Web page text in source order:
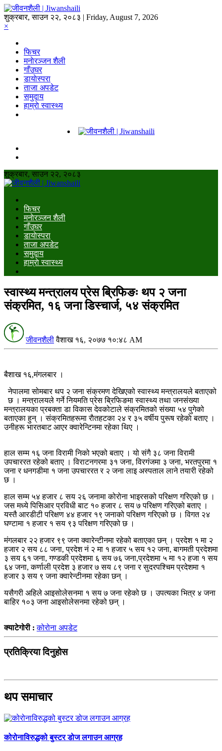
शुक्रबार, साउन २२, २०८३ | Friday, August 7, 2026
×
फिचर
मनाेरञ्जन शैली
गाँउघर
डायाेस्परा
ताजा अपडेट
समुदाय
हाम्राे स्वास्थ्य
शुक्रबार, साउन २२, २०८३
फिचर
मनाेरञ्जन शैली
गाँउघर
डायाेस्परा
ताजा अपडेट
समुदाय
हाम्राे स्वास्थ्य
स्वास्थ्य मन्त्रालय प्रेस ब्रिफिङः थप २ जना
संक्रमित, १६ जना डिस्चार्ज, ५४ संक्रमित
जीवनशैली वैशाख १६, २०७७ १०:४८ AM
बैशाख १६,मंगलबार ।
नेपालमा सोमबार थप २ जना संक्रमण देखिएको स्वास्थ्य मन्त्रालयले बताएको
छ । मन्त्रालयले गर्ने नियमति प्रेस ब्रिफिङमा स्वास्थ्य तथा जनसंख्या
मन्त्रालयका प्रबक्ता डा विकास देवकोटाले संक्रमितको संख्या ५४ पुगेको
बताएका हुन् । संक्रमितहरूमा राैतहटका २४ र ३५ वर्षीय पुरूष रहेकाे बताए ।
उनीहरू भारतबाट आएर क्वारेन्टिनमा रहेका थिए ।
हाल सम्म १६ जना विरामी निको भएको बताए । यो संगै ३८ जना विरामी
उपचाररत रहेको बताए । विराटनगरमा ३१ जना, विरगंजमा ३ जना, भरतपुरमा १
जना र धनगडीमा १ जना उपचाररत र २ जना लाइ अस्पताल लाने तयारी रहेको
छ ।
हाल सम्म ५४ हजार ८ सय २६ जनामा कोरोना भाइरसको परिक्षण गरिएको छ ।
जस मध्ये पिसिआर प्रविधी बाट १० हजार ८ सय ७ परिक्षण गरिएको बताए ।
यस्तै आरडीटी परिक्षण ४४ हजार १९ जनाको परिक्षण गरिएको छ । विगत २४
घण्टामा १ हजार १ सय ९३ परिक्षण गरिएको छ ।
मंगलबार २२ हजार ९९ जना क्वारेन्टीनमा रहेको बताएका छन् । प्रदेश १ मा २
हजार २ सय ८८ जना, प्रदेश नं २ मा १ हजार ५ सय १२ जना, बागमती प्रदेशमा
३ सय ६१ जना, गण्डकी प्रदेशमा ६ सय ७६ जना,प्रदेशमा ५ मा १२ हजा १ सय
६४ जना, कर्णाली प्रदेश ३ हजार ७ सय ८९ जना र सुदरपश्चिम प्रदेशमा १
हजार ३ सय ९ जना क्वारेन्टीनमा रहेका छन् ।
यसैगरी अहिले आइसोलेसनमा १ सय ७ जना रहेको छ । उपत्यका भित्र ४ जना
बाहिर १०३ जना आइसोलेसनमा रहेको छन् ।
क्याटेगोरी :कोरोना अपडेट
प्रतिक्रिया दिनुहोस
थप समाचार
कोरोनाविरुद्धको बुस्टर डोज लगाउन आग्रह